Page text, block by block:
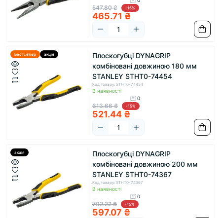
547.80 ₴ -15%
465.71 ₴
Бестселер акція
Плоскогубці DYNAGRIP
комбіновані довжиною 180 мм
STANLEY STHT0-74454
Код товару: STHT0-74454
В наявності
0
613.66 ₴ -15%
521.44 ₴
акція
Плоскогубці DYNAGRIP
комбіновані довжиною 200 мм
STANLEY STHT0-74367
Код товару: STHT0-74367
В наявності
0
702.22 ₴ -15%
597.07 ₴